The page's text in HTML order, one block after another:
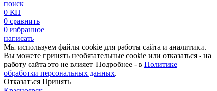
поиск
0 КП
0 сравнить
0 избранное
написать
Мы используем файлы cookie для работы сайта и аналитики.
Вы можете принять необязательные cookie или отказаться - на
работу сайта это не влияет. Подробнее - в Политике
обработки персональных данных.
Отказаться Принять